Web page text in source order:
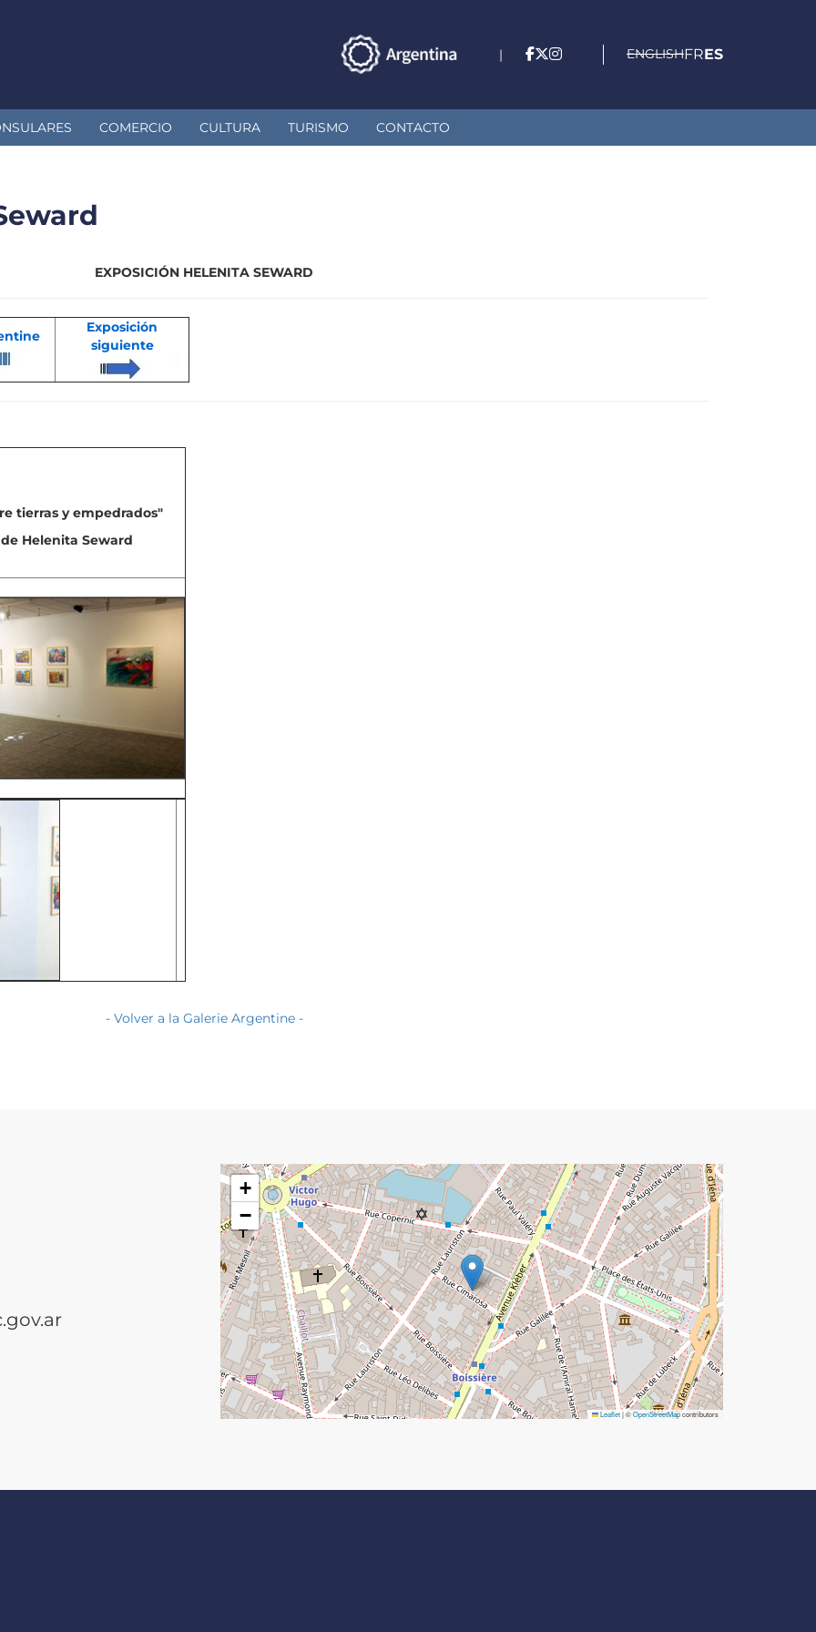
| ENGLISHFRES
COMERCIO CULTURA TURISMO CONTACTO
EXPOSICIÓN HELENITA SEWARD
Exposición
siguiente
tierras y empedrados"
de Helenita Seward
- Volver a la Galerie Argentine -
+
−
Leaflet|©OpenStreetMapcontributors